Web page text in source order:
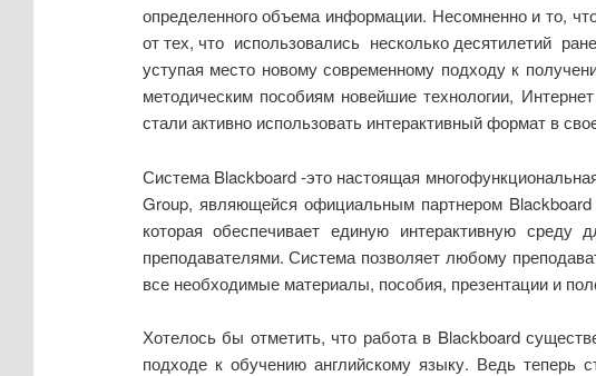
определенного объема информации. Несомненно и то,
от тех, что использовались несколько десятилетий
уступая место новому современному подходу к
методическим пособиям новейшие технологии,
стали активно использовать интерактивный формат в
Система Blackboard -это настоящая
Group, являющейся официальным партнером
которая обеспечивает единую интерактивную
преподавателями. Система позволяет любому
все необходимые материалы, пособия, презентации и
Хотелось бы отметить, что работа в Blackboard
подходе к обучению английскому языку. Ведь теперь